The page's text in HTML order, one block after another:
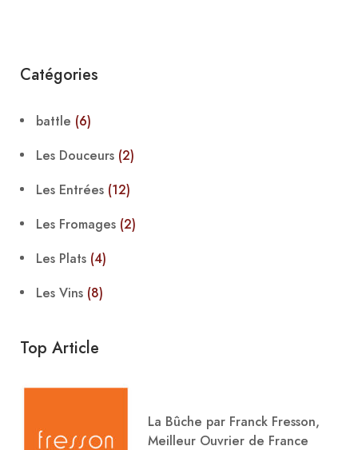
Catégories
battle (6)
Les Douceurs (2)
Les Entrées (12)
Les Fromages (2)
Les Plats (4)
Les Vins (8)
Top Article
La Bûche par Franck Fresson,
Meilleur Ouvrier de France